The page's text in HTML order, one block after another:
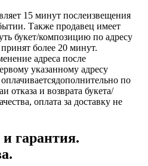
15 минут послеизвещения
Также продавец имеет
букет/композицию по адресу
более 20 минут.
адреса после
указанному адресу
по
отказа и возврата букета/
оплата за доставку не
и гарантия.